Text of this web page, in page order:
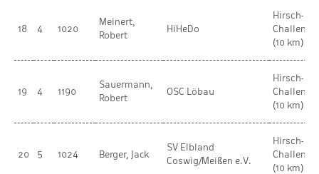
18 4 1020
Meinert,
Robert
HiHeDo
Hirsch-
Challenge
(10 km)
19 4 1190
Sauermann,
Robert
OSC Löbau
Hirsch-
Challenge
(10 km)
20 5 1024 Berger, Jack
SV Elbland
Coswig/Meißen e.V.
Hirsch-
Challenge
(10 km)